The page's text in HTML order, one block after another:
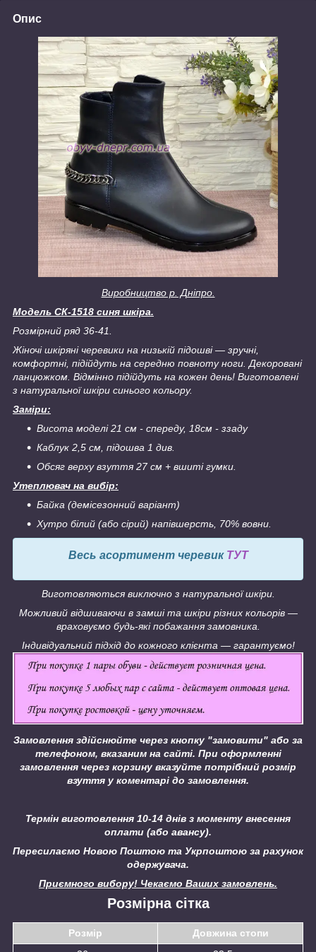
Опис
Виробництво р. Дніпро.
Модель СК-1518 синя шкіра.
Розмірний ряд 36-41.
Жіночі шкіряні черевики на низькій підошві ― зручні,
комфортні, підійдуть на середню повноту ноги. Декоровані
ланцюжком. Відмінно підійдуть на кожен день! Виготовлені
з натуральної шкіри синього кольору.
Заміри:
Висота моделі 21 см - спереду, 18см - ззаду
Каблук 2,5 см, підошва 1 див.
Обсяг верху взуття 27 см + вшиті гумки.
Утеплювач на вибір:
Байка (демісезонний варіант)
Хутро білий (або сірий) напівшерсть, 70% вовни.
Весь асортимент черевик ТУТ
Виготовляються виключно з натуральної шкіри.
Можливий відшиваючи в замші та шкіри різних кольорів ―
враховуємо будь-які побажання замовника.
Індивідуальний підхід до кожного клієнта ― гарантуємо!
Замовлення здійснюйте через кнопку "замовити" або за
телефоном, вказаним на сайті. При оформленні
замовлення через корзину вказуйте потрібний розмір
взуття у коментарі до замовлення.
Термін виготовлення 10-14 днів з моменту внесення
оплати (або авансу).
Пересилаємо Новою Поштою та Укрпоштою за рахунок
одержувача.
Приємного вибору! Чекаємо Ваших замовлень.
Розмірна сітка
Розмір
Довжина стопи